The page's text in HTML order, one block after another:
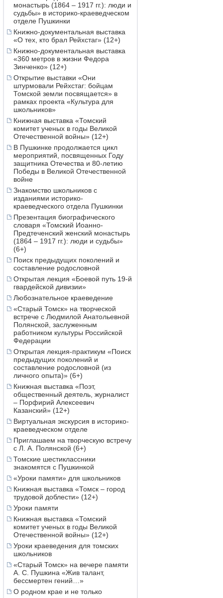
монастырь (1864 – 1917 гг.): люди и
судьбы» в историко-краеведческом
отделе Пушкинки
Книжно-документальная выставка
«О тех, кто брал Рейхстаг» (12+)
Книжно-документальная выставка
«360 метров в жизни Федора
Зинченко» (12+)
Открытие выставки «Они
штурмовали Рейхстаг: бойцам
Томской земли посвящается» в
рамках проекта «Культура для
школьников»
Книжная выставка «Томский
комитет ученых в годы Великой
Отечественной войны» (12+)
В Пушкинке продолжается цикл
мероприятий, посвященных Году
защитника Отечества и 80-летию
Победы в Великой Отечественной
войне
Знакомство школьников с
изданиями историко-
краеведческого отдела Пушкинки
Презентация биографического
словаря «Томский Иоанно-
Предтеченский женский монастырь
(1864 – 1917 гг.): люди и судьбы»
(6+)
Поиск предыдущих поколений и
составление родословной
Открытая лекция «Боевой путь 19-й
гвардейской дивизии»
Любознательное краеведение
«Старый Томск» на творческой
встрече с Людмилой Анатольевной
Полянской, заслуженным
работником культуры Российской
Федерации
Открытая лекция-практикум «Поиск
предыдущих поколений и
составление родословной (из
личного опыта)» (6+)
Книжная выставка «Поэт,
общественный деятель, журналист
– Порфирий Алексеевич
Казанский» (12+)
Виртуальная экскурсия в историко-
краеведческом отделе
Приглашаем на творческую встречу
с Л. А. Полянской (6+)
Томские шестиклассники
знакомятся с Пушкинкой
«Уроки памяти» для школьников
Книжная выставка «Томск – город
трудовой доблести» (12+)
Уроки памяти
Книжная выставка «Томский
комитет ученых в годы Великой
Отечественной войны» (12+)
Уроки краеведения для томских
школьников
«Старый Томск» на вечере памяти
А. С. Пушкина «Жив талант,
бессмертен гений…»
О родном крае и не только